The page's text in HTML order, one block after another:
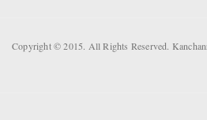
Copyright © 2015. All Rights Reserved.